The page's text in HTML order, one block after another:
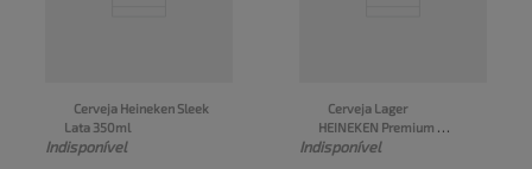
Cerveja Heineken Sleek
Lata 350ml
Indisponível
Cerveja Lager
HEINEKEN Premium
Garrafa 250ml
Indisponível